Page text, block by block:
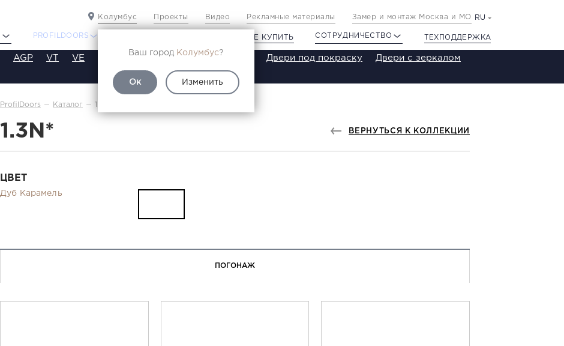
Колумбус
Ваш город Колумбус?
Ок Изменить
Проекты Видео Рекламные материалы Замер и монтаж Москва и МО RU
PROFILDOORS ГДЕ КУПИТЬ СОТРУДНИЧЕСТВО ТЕХПОДДЕРЖКА
AGP VT VE SA SE ST SW Двери под покраску Двери с зеркалом
ProfilDoors Каталог 1.3N
1.3N* ВЕРНУТЬСЯ К КОЛЛЕКЦИИ
ЦВЕТ
Дуб Карамель
ПОГОНАЖ